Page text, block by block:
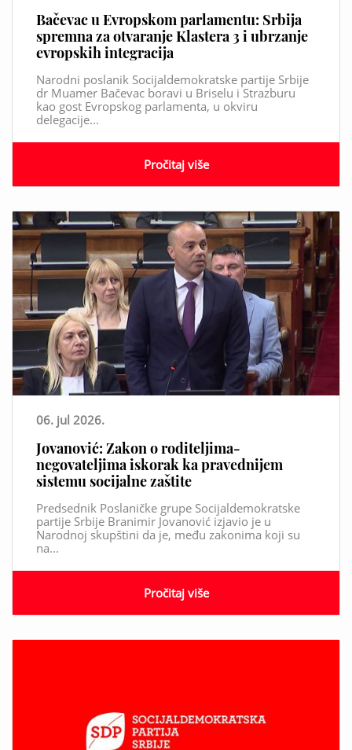
Bačevac u Evropskom parlamentu: Srbija
spremna za otvaranje Klastera 3 i ubrzanje
evropskih integracija
Narodni poslanik Socijaldemokratske partije Srbije
dr Muamer Bačevac boravi u Briselu i Strazburu
kao gost Evropskog parlamenta, u okviru
delegacije...
Pročitaj više
06. jul 2026.
Jovanović: Zakon o roditeljima-
negovateljima iskorak ka pravednijem
sistemu socijalne zaštite
Predsednik Poslaničke grupe Socijaldemokratske
partije Srbije Branimir Jovanović izjavio je u
Narodnoj skupštini da je, među zakonima koji su
na...
Pročitaj više